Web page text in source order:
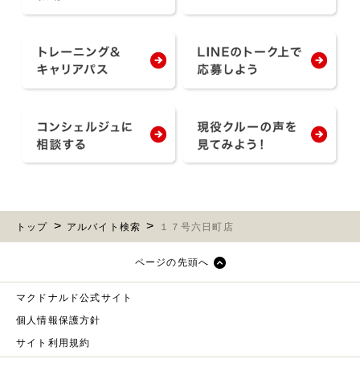
トップ アルバイト検索 １７号六日町店
ページの先頭へ
マクドナルド公式サイト
個人情報保護方針
サイト利用規約